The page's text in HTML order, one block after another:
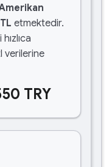
etmektedir.
verilerine
TRY